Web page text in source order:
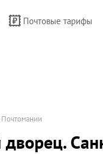
Почтовые тарифы